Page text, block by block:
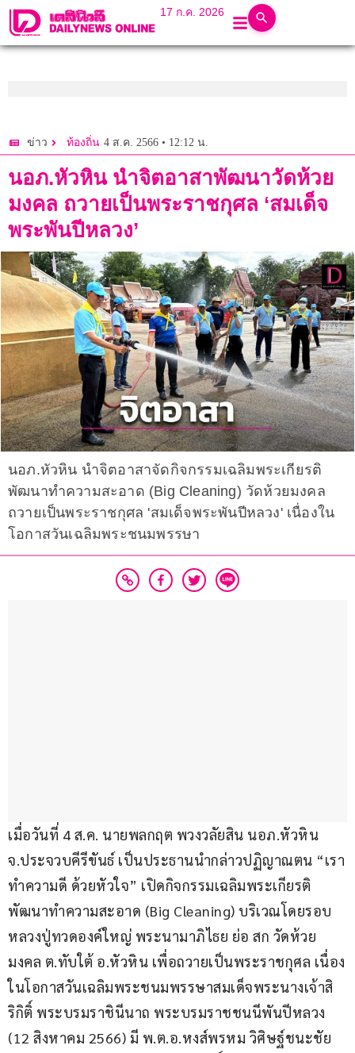
17 ก.ค. 2026
ข่าว ท้องถิ่น 4 ส.ค. 2566 • 12:12 น.
นอภ.หัวหิน นำจิตอาสาพัฒนาวัดห้วย
มงคล ถวายเป็นพระราชกุศล ‘สมเด็จ
พระพันปีหลวง’
นอภ.หัวหิน นำจิตอาสาจัดกิจกรรมเฉลิมพระเกียรติ
พัฒนาทำความสะอาด (Big Cleaning) วัดห้วยมงคล
ถวายเป็นพระราชกุศล 'สมเด็จพระพันปีหลวง' เนื่องใน
โอกาสวันเฉลิมพระชนมพรรษา
เมื่อวันที่ 4 ส.ค. นายพลกฤต พวงวลัยสิน นอภ.หัวหิน
จ.ประจวบคีรีขันธ์ เป็นประธานนำกล่าวปฏิญาณตน “เรา
ทำความดี ด้วยหัวใจ” เปิดกิจกรรมเฉลิมพระเกียรติ
พัฒนาทำความสะอาด (Big Cleaning) บริเวณโดยรอบ
หลวงปู่ทวดองค์ใหญ่ พระนามาภิไธย ย่อ สก วัดห้วย
มงคล ต.ทับใต้ อ.หัวหิน เพื่อถวายเป็นพระราชกุศล เนื่อง
ในโอกาสวันเฉลิมพระชนมพรรษาสมเด็จพระนางเจ้าสิ
ริกิติ์ พระบรมราชินีนาถ พระบรมราชชนนีพันปีหลวง
(12 สิงหาคม 2566) มี พ.ต.อ.หงส์พรหม วิศิษฐ์ชนะชัย